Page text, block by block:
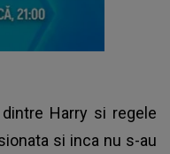
Harry si regele
si inca nu s-au